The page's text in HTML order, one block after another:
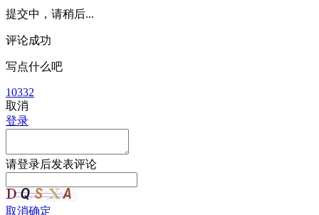
提交中，请稍后...
评论成功
写点什么吧
10332
取消
登录
请登录后发表评论
取消确定